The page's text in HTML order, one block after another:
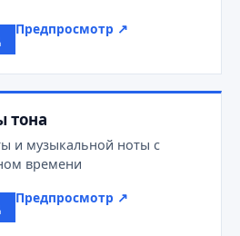
Предпросмотр ↗
тона
и музыкальной ноты с
времени
Предпросмотр ↗